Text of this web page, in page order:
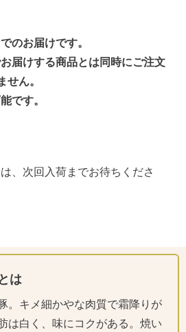
のお届けです。
届けする商品とは同時にご注文
せん。
です。
、次回入荷までお待ちくださ
は
。キメ細かやな肉質で霜降りが
は白く、味にコクがある。焼い